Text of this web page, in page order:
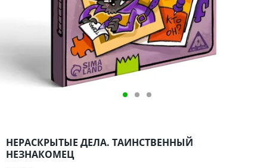
Оренбургская область
Пензенская область
Пермский край
Ростовская область
Рязанская область
Саратовская область
Свердловская область
НЕРАСКРЫТЫЕ ДЕЛА. ТАИНСТВЕННЫЙ
НЕЗНАКОМЕЦ